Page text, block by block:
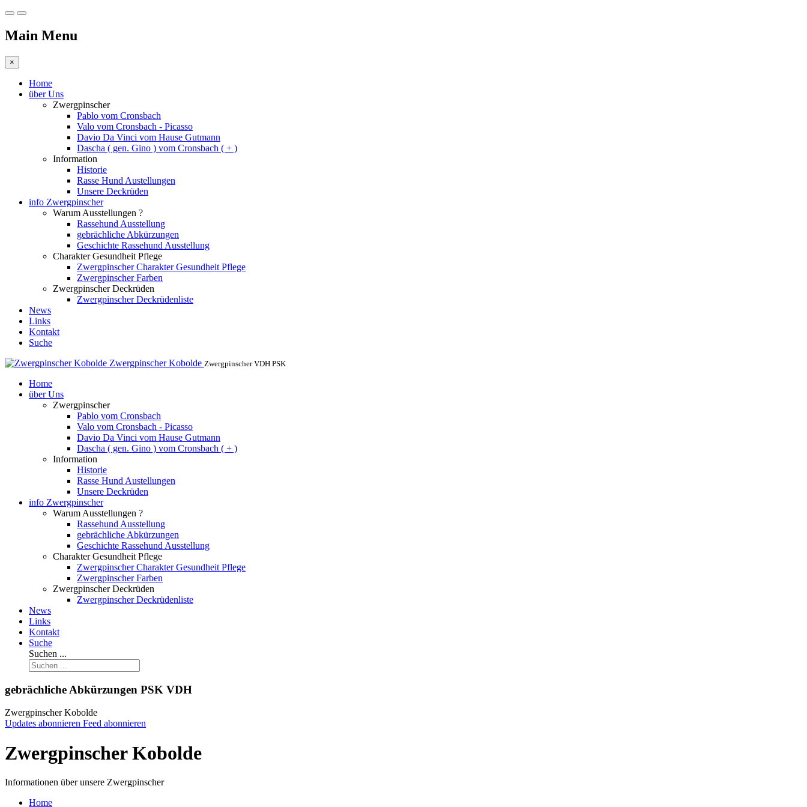
Main Menu
×
Home
über Uns
Zwergpinscher
Pablo vom Cronsbach
Valo vom Cronsbach - Picasso
Davio Da Vinci vom Hause Gutmann
Dascha ( gen. Gino ) vom Cronsbach ( + )
Information
Historie
Rasse Hund Austellungen
Unsere Deckrüden
info Zwergpinscher
Warum Ausstellungen ?
Rassehund Ausstellung
gebrächliche Abkürzungen
Geschichte Rassehund Ausstellung
Charakter Gesundheit Pflege
Zwergpinscher Charakter Gesundheit Pflege
Zwergpinscher Farben
Zwergpinscher Deckrüden
Zwergpinscher Deckrüdenliste
News
Links
Kontakt
Suche
Zwergpinscher Kobolde Zwergpinscher VDH PSK
Home
über Uns
Zwergpinscher
Pablo vom Cronsbach
Valo vom Cronsbach - Picasso
Davio Da Vinci vom Hause Gutmann
Dascha ( gen. Gino ) vom Cronsbach ( + )
Information
Historie
Rasse Hund Austellungen
Unsere Deckrüden
info Zwergpinscher
Warum Ausstellungen ?
Rassehund Ausstellung
gebrächliche Abkürzungen
Geschichte Rassehund Ausstellung
Charakter Gesundheit Pflege
Zwergpinscher Charakter Gesundheit Pflege
Zwergpinscher Farben
Zwergpinscher Deckrüden
Zwergpinscher Deckrüdenliste
News
Links
Kontakt
Suche
Suchen ...
gebrächliche Abkürzungen PSK VDH
Zwergpinscher Kobolde
Updates abonnieren Feed abonnieren
Zwergpinscher Kobolde
Informationen über unsere Zwergpinscher
Home